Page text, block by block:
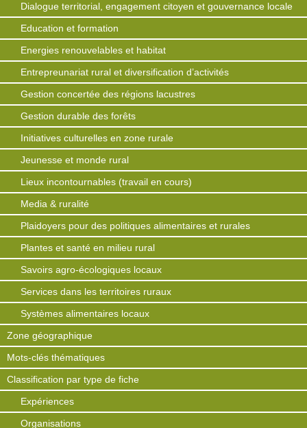
Dialogue territorial, engagement citoyen et gouvernance locale
Education et formation
Energies renouvelables et habitat
Entrepreunariat rural et diversification d’activités
Gestion concertée des régions lacustres
Gestion durable des forêts
Initiatives culturelles en zone rurale
Jeunesse et monde rural
Lieux incontournables (travail en cours)
Media & ruralité
Plaidoyers pour des politiques alimentaires et rurales
Plantes et santé en milieu rural
Savoirs agro-écologiques locaux
Services dans les territoires ruraux
Systèmes alimentaires locaux
Zone géographique
Mots-clés thématiques
Classification par type de fiche
Expériences
Organisations